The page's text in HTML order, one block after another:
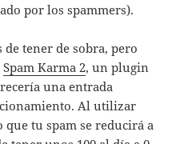
por los spammers).
de tener de sobra, pero
Spam Karma 2, un plugin
una entrada
Al utilizar
tu spam se reducirá a